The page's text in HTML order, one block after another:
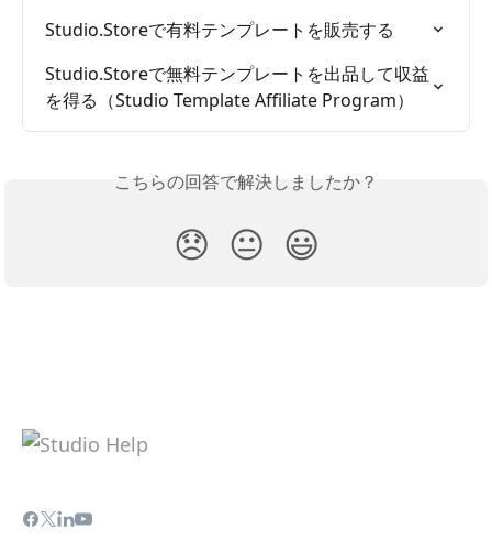
Studio.Storeで有料テンプレートを販売する
Studio.Storeで無料テンプレートを出品して収益
を得る（Studio Template Affiliate Program）
こちらの回答で解決しましたか？
😞 😐 😃